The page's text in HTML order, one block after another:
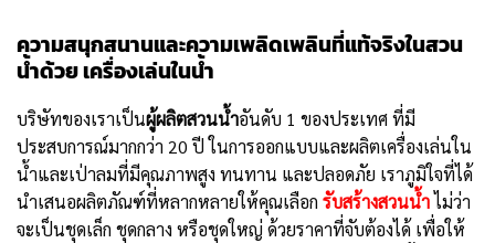
ความสนุกสนานและความเพลิดเพลินที่แท้จริงในสวน
น้ำด้วย เครื่องเล่นในน้ำ
บริษัทของเราเป็นผู้ผลิตสวนน้ำอันดับ 1 ของประเทศ ที่มี
ประสบการณ์มากกว่า 20 ปี ในการออกแบบและผลิตเครื่องเล่นใน
น้ำและเป่าลมที่มีคุณภาพสูง ทนทาน และปลอดภัย เราภูมิใจที่ได้
นำเสนอผลิตภัณฑ์ที่หลากหลายให้คุณเลือก รับสร้างสวนน้ำไม่ว่า
จะเป็นชุดเล็ก ชุดกลาง หรือชุดใหญ่ ด้วยราคาที่จับต้องได้ เพื่อให้